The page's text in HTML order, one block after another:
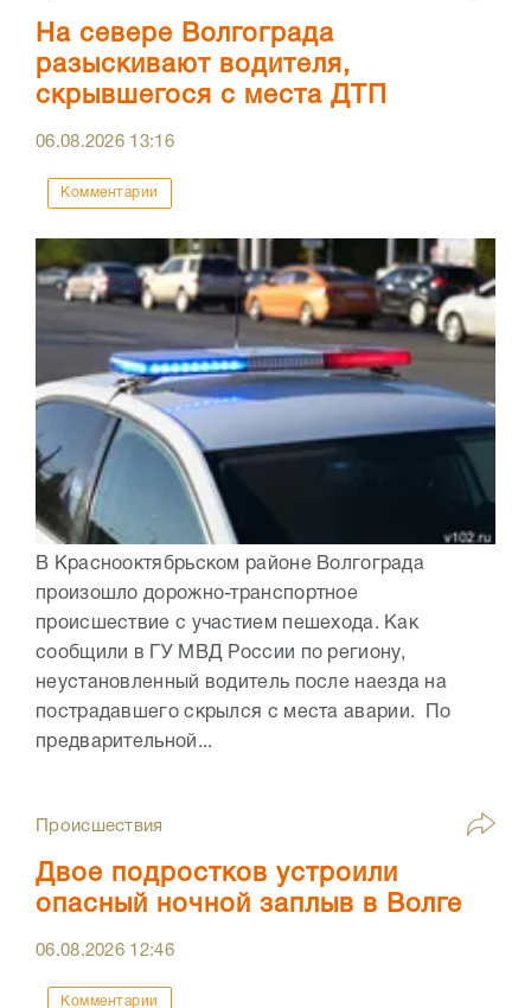
На севере Волгограда
разыскивают водителя,
скрывшегося с места ДТП
06.08.2026 13:16
Комментарии
В Краснооктябрьском районе Волгограда
произошло дорожно-транспортное
происшествие с участием пешехода. Как
сообщили в ГУ МВД России по региону,
неустановленный водитель после наезда на
пострадавшего скрылся с места аварии. По
предварительной...
Происшествия
Двое подростков устроили
опасный ночной заплыв в Волге
06.08.2026 12:46
Комментарии